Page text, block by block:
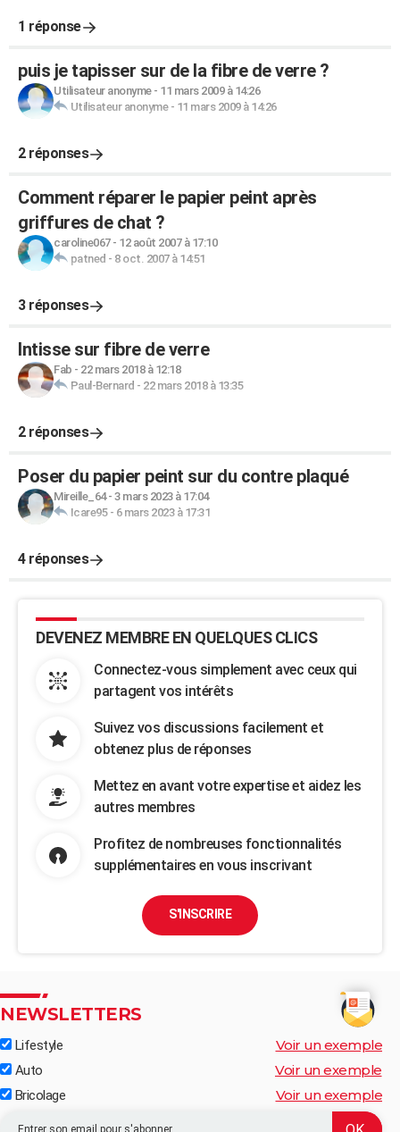
1 réponse
puis je tapisser sur de la fibre de verre ?
Utilisateur anonyme- 11 mars 2009 à 14:26
Utilisateur anonyme- 11 mars 2009 à 14:26
2 réponses
Comment réparer le papier peint après
griffures de chat ?
caroline067- 12 août 2007 à 17:10
patned - 8 oct. 2007 à 14:51
3 réponses
Intisse sur fibre de verre
Fab - 22 mars 2018 à 12:18
Paul-Bernard - 22 mars 2018 à 13:35
2 réponses
Poser du papier peint sur du contre plaqué
Mireille_64- 3 mars 2023 à 17:04
Icare95- 6 mars 2023 à 17:31
4 réponses
DEVENEZ MEMBRE EN QUELQUES CLICS
Connectez-vous simplement avec ceux qui
partagent vos intérêts
Suivez vos discussions facilement et
obtenez plus de réponses
Mettez en avant votre expertise et aidez les
autres membres
Profitez de nombreuses fonctionnalités
supplémentaires en vous inscrivant
S'INSCRIRE
NEWSLETTERS
Lifestyle Voir un exemple
Auto Voir un exemple
Bricolage Voir un exemple